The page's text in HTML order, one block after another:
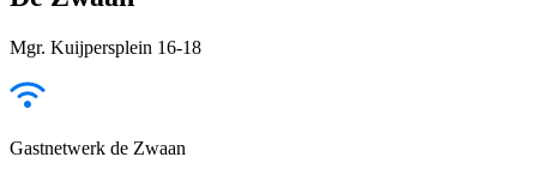
Mgr. Kuijpersplein 16-18
Gastnetwerk de Zwaan